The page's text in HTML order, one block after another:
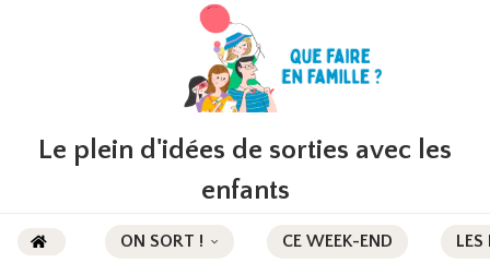
Le plein d'idées de sorties avec les
enfants
ON SORT ! CE WEEK-END LES